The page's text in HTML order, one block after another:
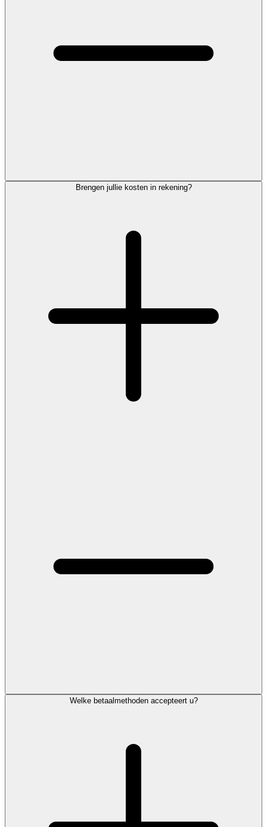
Brengen jullie kosten in rekening?
Welke betaalmethoden accepteert u?